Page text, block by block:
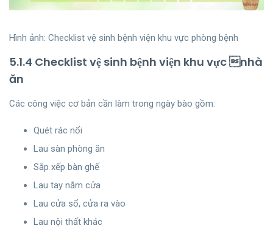
Hình ảnh: Checklist vệ sinh bệnh viện khu vực phòng bệnh
5.1.4 Checklist vệ sinh bệnh viện khu vực nhà
ăn
Các công việc cơ bản cần làm trong ngày bào gồm:
Quét rác nổi
Lau sàn phòng ăn
Sắp xếp bàn ghế
Lau tay nắm cửa
Lau cửa sổ, cửa ra vào
Lau nội thất khác